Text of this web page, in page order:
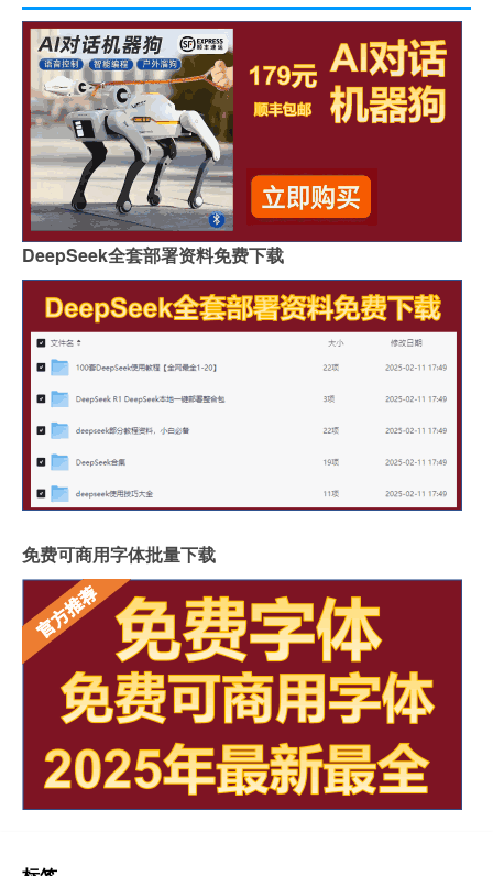
DeepSeek全套部署资料免费下载
免费可商用字体批量下载